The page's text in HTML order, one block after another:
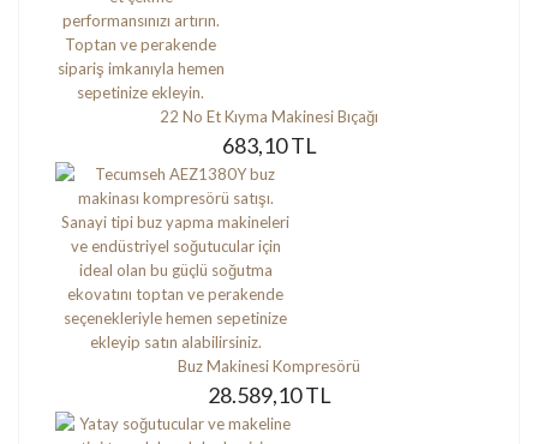
22 No Et Kıyma Makinesi Bıçağı
683,10 TL
Buz Makinesi Kompresörü
28.589,10 TL